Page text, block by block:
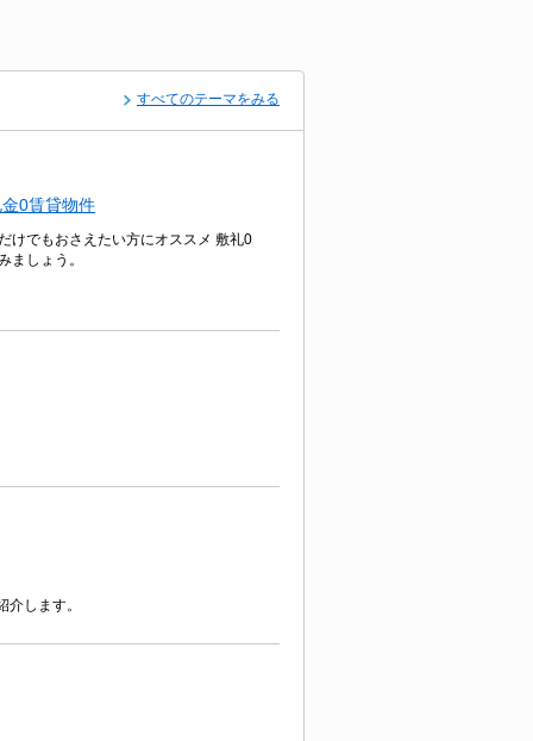
すべてのテーマをみる
0賃貸物件
けでもおさえたい方にオススメ 敷礼0
ましょう。
します。